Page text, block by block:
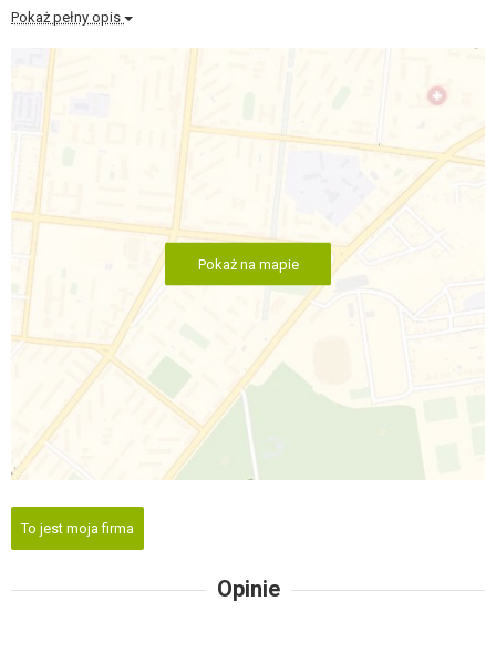
Pokaż pełny opis
Pokaż na mapie
To jest moja firma
Opinie